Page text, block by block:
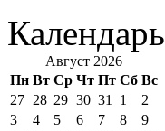
Календарь
Август 2026
Пн Вт Ср Чт Пт Сб Вс
27 28 29 30 31 1
2
3
4 5 6 7 8
9